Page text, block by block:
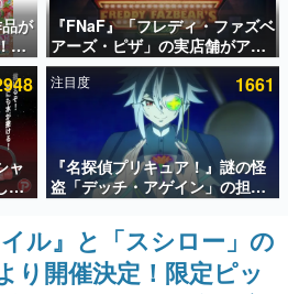
千以上！ ページビュー数万以上！ などな
に読まれた、電ファミ渾身の“殿堂入り”記
た。
書
エイターの方々に製作時のエピソードをお
する企画（ゲーム）とは何か？を探ってい
が
な
ぼ
け
『FNaF』「フレディ・ファズベ
アーズ・ピザ」の実店舗がアメ
リカの商業施設「American
Dream」に2027年オープン！
ScottGamesとの共同開発、食
事だけでなくステージショーや
没入型のホラー体験も楽しめる
ャ
た
。
注目度 1661
『名探偵プリキュア！』謎の怪
盗「デッチ・アゲイン」の担当
キャストは天﨑滉平さんと判
明。『Re:ゼロから始める異世
界生活』オットー役、『ヒプノ
シスマイク』山田三郎役など
ル』と「スシロー」の
り開催決定！限定ピッ